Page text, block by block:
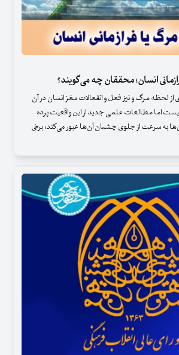
انسان؛ محققان چه می‌گویند؟
از لحظه مرگ و نیز فعل و انفعالات مغز انسان در آن
اما مطالعات علمی جدید از این واقعیت پرده
به‌ سرعت از جلوی چشمان آن‌ها عبور می‌کند؛ برخی